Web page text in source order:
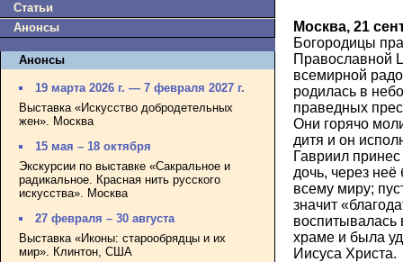
Статьи
Анонсы
Анонсы
19 марта 2026 г. — 7 февраля 2027 г.
Выставка «Искусство добродетельных
жен». Москва
15 мая – 18 октября
Экскурсии по выставке «Сакральное и
радикальное. Красная нить русского
искусства». Москва
27 февраля – 30 августа
Выставка «Иконы: старообрядцы и их
мир». Клинтон, США
Москва, 21
Богородицы
Православной
всемирной
родилась в
праведных
Они горячо
дитя и он
Гавриил
дочь, через неё
всему миру;
значит
воспитывалась
храме и была
Иисуса Христа.